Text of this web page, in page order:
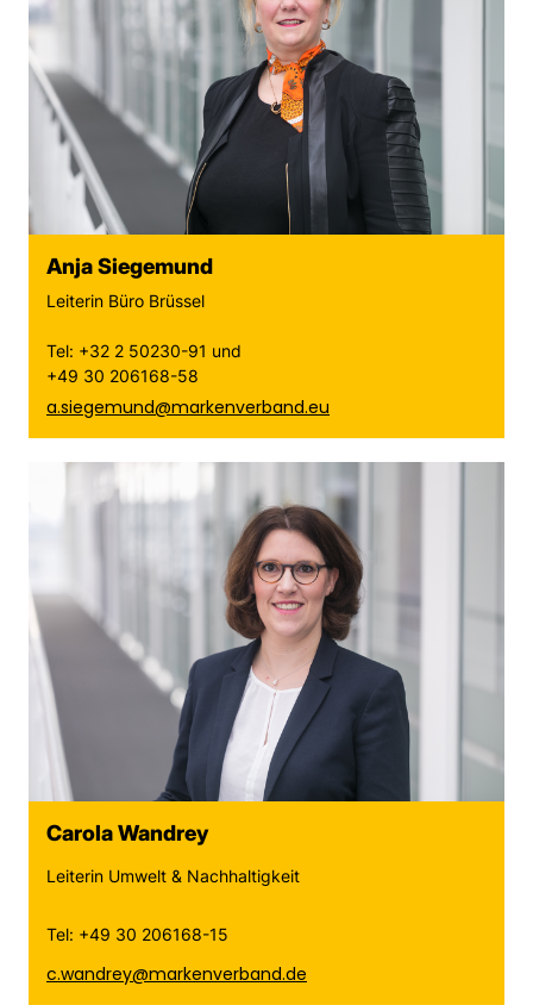
Anja Siegemund
Leiterin Büro Brüssel
Tel: +32 2 50230-91 und
+49 30 206168-58
a.siegemund@markenverband.eu
Carola Wandrey
Leiterin Umwelt & Nachhaltigkeit
Tel: +49 30 206168-15
c.wandrey@markenverband.de